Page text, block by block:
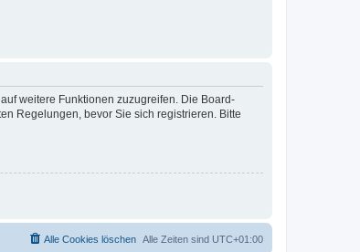
weitere Funktionen zuzugreifen. Die Board-
Regelungen, bevor Sie sich registrieren. Bitte
Alle Zeiten sind UTC+01:00
Alle Cookies löschen